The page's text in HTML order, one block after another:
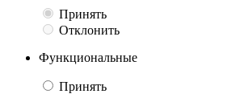
Принять
Отклонить
Функциональные
Принять